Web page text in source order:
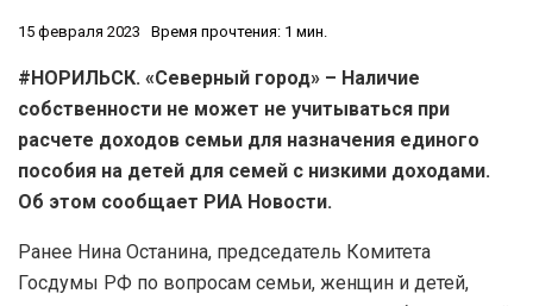
15 февраля 2023 Время прочтения: 1 мин.
#НОРИЛЬСК. «Северный город» – Наличие
собственности не может не учитываться при
расчете доходов семьи для назначения единого
пособия на детей для семей с низкими доходами.
Об этом сообщает РИА Новости.
Ранее Нина Останина, председатель Комитета
Госдумы РФ по вопросам семьи, женщин и детей,